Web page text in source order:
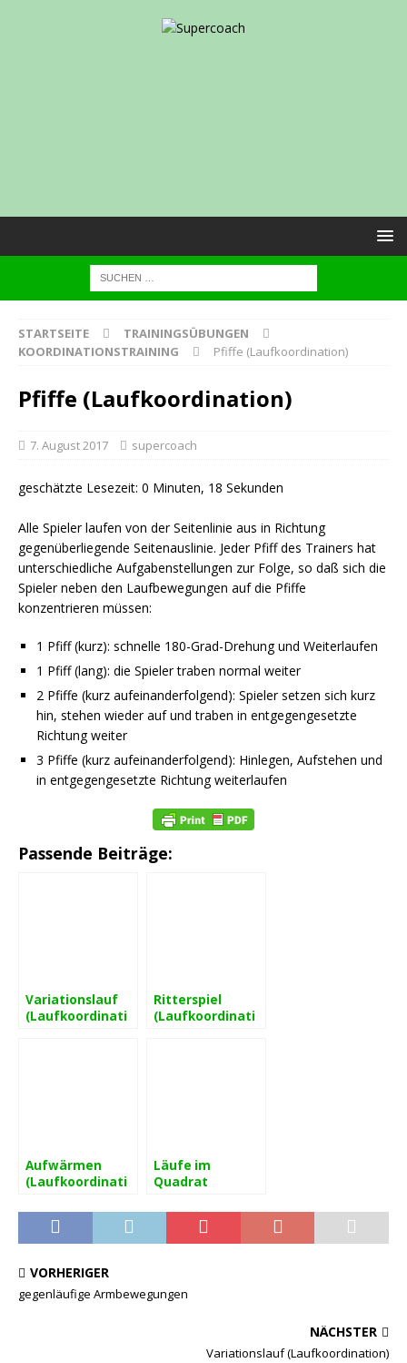
STARTSEITE
TRAININGSÜBUNGEN
KOORDINATIONSTRAINING
Pfiffe (Laufkoordination)
Pfiffe (Laufkoordination)
7. August 2017 supercoach
geschätzte Lesezeit: 0 Minuten, 18 Sekunden
Alle Spieler laufen von der Seitenlinie aus in Richtung
gegenüberliegende Seitenauslinie. Jeder Pfiff des Trainers hat
unterschiedliche Aufgabenstellungen zur Folge, so daß sich die
Spieler neben den Laufbewegungen auf die Pfiffe
konzentrieren müssen:
1 Pfiff (kurz): schnelle 180-Grad-Drehung und Weiterlaufen
1 Pfiff (lang): die Spieler traben normal weiter
2 Pfiffe (kurz aufeinanderfolgend): Spieler setzen sich kurz
hin, stehen wieder auf und traben in entgegengesetzte
Richtung weiter
3 Pfiffe (kurz aufeinanderfolgend): Hinlegen, Aufstehen und
in entgegengesetzte Richtung weiterlaufen
Passende Beiträge:
Variationslauf
(Laufkoordinati
Ritterspiel
(Laufkoordinati
Aufwärmen
(Laufkoordinati
Läufe im
Quadrat
Aufwärmen)
VORHERIGER
gegenläufige Armbewegungen
NÄCHSTER
Variationslauf (Laufkoordination)